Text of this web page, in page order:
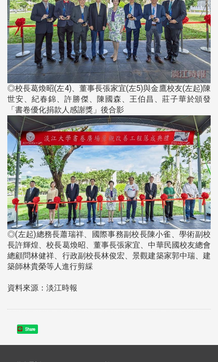
◎校長葛煥昭(左4)、董事長張家宜(左5)與金鷹校友(左起)陳
世安、紀春錦、許勝傑、陳國森、王伯昌、莊子華於頒發
「書卷優化捐款人感謝獎」後合影
◎(左起)總務長蕭瑞祥、國際事務副校長陳小雀、學術副校
長許輝煌、校長葛煥昭、董事長張家宜、中華民國校友總會
總顧問林健祥、行政副校長林俊宏、景觀建築家郭中瑞、建
築師林貴榮等人進行剪綵
資料來源：淡江時報
Share